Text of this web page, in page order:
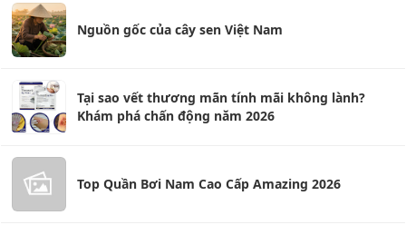
Nguồn gốc của cây sen Việt Nam
Tại sao vết thương mãn tính mãi không lành?
Khám phá chấn động năm 2026
Top Quần Bơi Nam Cao Cấp Amazing 2026